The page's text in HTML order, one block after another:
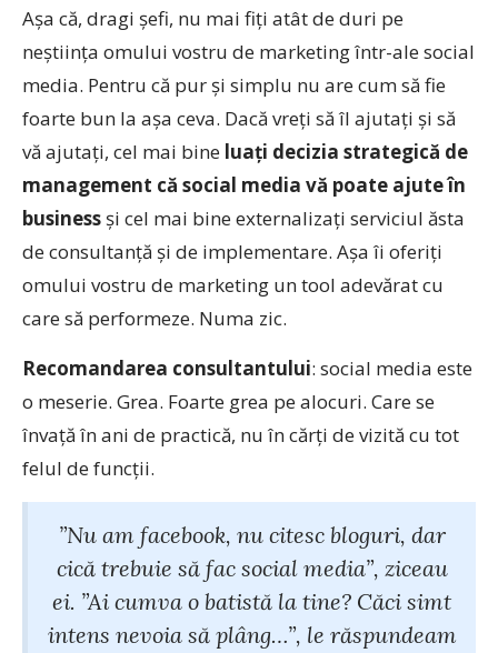
Așa că, dragi șefi, nu mai fiți atât de duri pe
neștiința omului vostru de marketing într-ale social
media. Pentru că pur și simplu nu are cum să fie
foarte bun la așa ceva. Dacă vreți să îl ajutați și să
vă ajutați, cel mai bine luați decizia strategică de
management că social media vă poate ajute în
business și cel mai bine externalizați serviciul ăsta
de consultanță și de implementare. Așa îi oferiți
omului vostru de marketing un tool adevărat cu
care să performeze. Numa zic.
Recomandarea consultantului: social media este
o meserie. Grea. Foarte grea pe alocuri. Care se
învață în ani de practică, nu în cărți de vizită cu tot
felul de funcții.
”Nu am facebook, nu citesc bloguri, dar
cică trebuie să fac social media”, ziceau
ei. ”Ai cumva o batistă la tine? Căci simt
intens nevoia să plâng…”, le răspundeam